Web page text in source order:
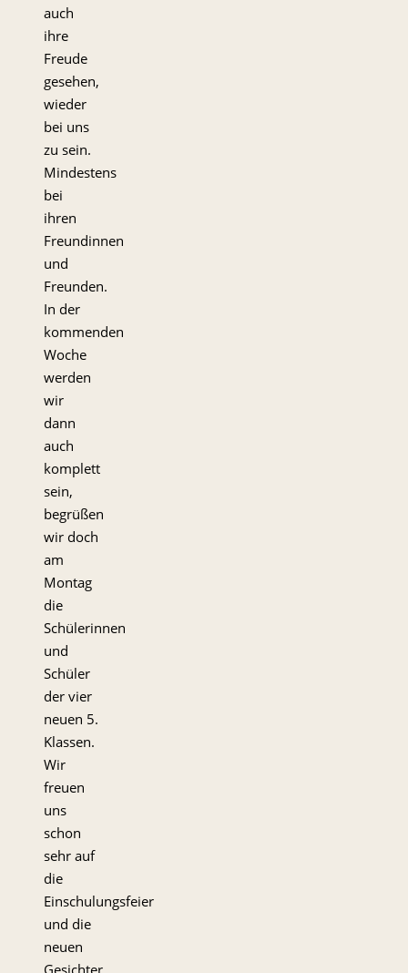
auch
ihre
Freude
gesehen,
wieder
bei uns
zu sein.
Mindestens
bei
ihren
Freundinnen
und
Freunden.
In der
kommenden
Woche
werden
wir
dann
auch
komplett
sein,
begrüßen
wir doch
am
Montag
die
Schülerinnen
und
Schüler
der vier
neuen 5.
Klassen.
Wir
freuen
uns
schon
sehr auf
die
Einschulungsfeier
und die
neuen
Gesichter